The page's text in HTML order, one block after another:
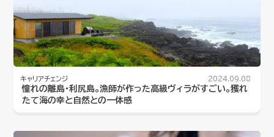
キャリアチェンジ 2024.09.08
憧れの離島・利尻島。漁師が作った高級ヴィラがすごい。獲れ
たて海の幸と自然との一体感